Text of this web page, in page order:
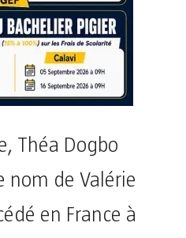
Théa Dogbo
nom de Valérie
en France à